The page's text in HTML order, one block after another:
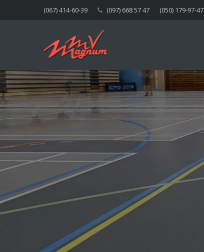
(067) 414-60-39 (097) 668 57 47 (050) 179-97-47